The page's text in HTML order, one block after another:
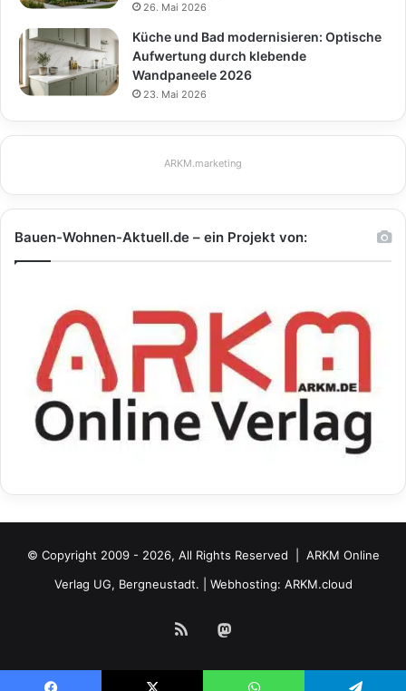
26. Mai 2026
Küche und Bad modernisieren: Optische
Aufwertung durch klebende
Wandpaneele 2026
23. Mai 2026
ARKM.marketing
Bauen-Wohnen-Aktuell.de – ein Projekt von:
© Copyright 2009 - 2026, All Rights Reserved | ARKM Online
Verlag UG, Bergneustadt. | Webhosting: ARKM.cloud
RSS